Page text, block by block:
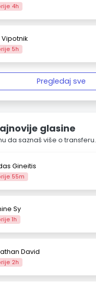
4h
Vipotnik
5h
Pregledaj sve
glasine
da saznaš više o transferu.
Gineitis
55m
Sy
1h
David
2h